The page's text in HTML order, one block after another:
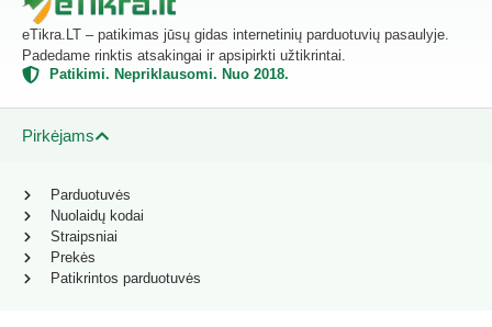
eTikra.LT – patikimas jūsų gidas internetinių parduotuvių pasaulyje.
Padedame rinktis atsakingai ir apsipirkti užtikrintai.
Patikimi. Nepriklausomi. Nuo 2018.
Pirkėjams
Parduotuvės
Nuolaidų kodai
Straipsniai
Prekės
Patikrintos parduotuvės